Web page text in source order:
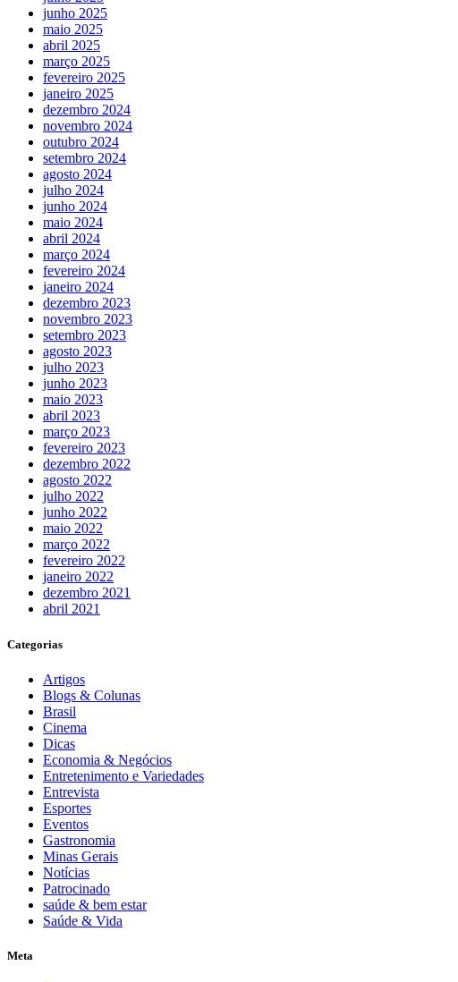
junho 2025
maio 2025
abril 2025
março 2025
fevereiro 2025
janeiro 2025
dezembro 2024
novembro 2024
outubro 2024
setembro 2024
agosto 2024
julho 2024
junho 2024
maio 2024
abril 2024
março 2024
fevereiro 2024
janeiro 2024
dezembro 2023
novembro 2023
setembro 2023
agosto 2023
julho 2023
junho 2023
maio 2023
abril 2023
março 2023
fevereiro 2023
dezembro 2022
agosto 2022
julho 2022
junho 2022
maio 2022
março 2022
fevereiro 2022
janeiro 2022
dezembro 2021
abril 2021
Categorias
Artigos
Blogs & Colunas
Brasil
Cinema
Dicas
Economia & Negócios
Entretenimento e Variedades
Entrevista
Esportes
Eventos
Gastronomia
Minas Gerais
Notícias
Patrocinado
saúde & bem estar
Saúde & Vida
Meta